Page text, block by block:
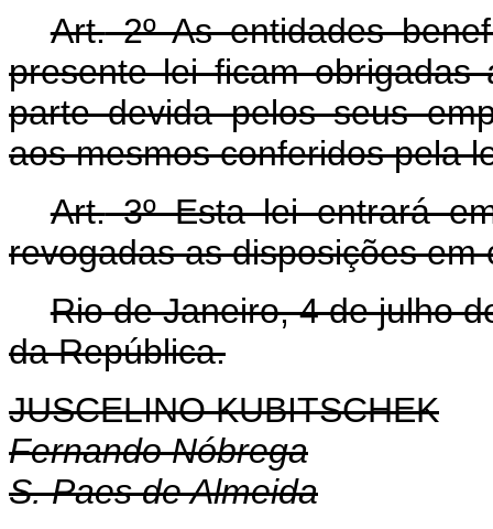
Art.2º As entidades
presente lei ficam
parte devida pelos seus
aos mesmos conferidos pela
Art.3º Esta lei entrará
revogadas as disposições em
Rio de Janeiro, 4 de julho
da República.
JUSCELINO KUBITSCHEK
Fernando Nóbrega
S. Paes de Almeida